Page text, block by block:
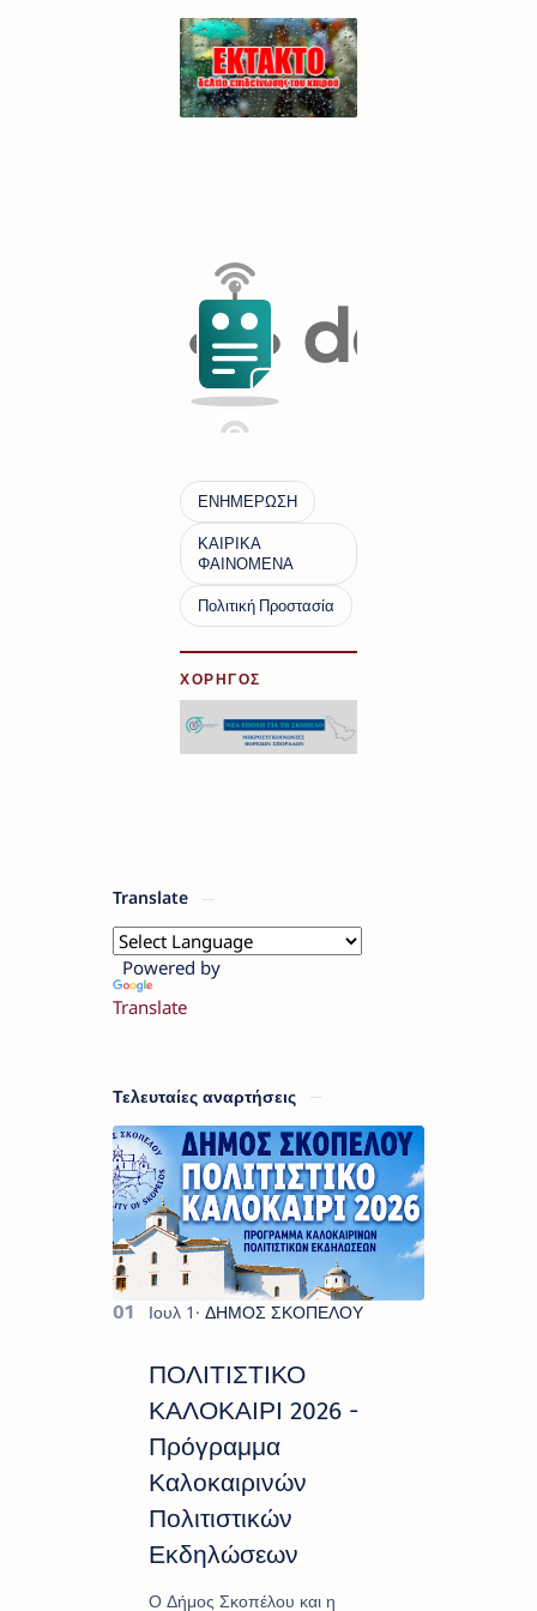
ΧΟΡΗΓΟΣ
Translate
Powered by
Translate
Τελευταίες αναρτήσεις
ΠΟΛΙΤΙΣΤΙΚΟ
ΚΑΛΟΚΑΙΡΙ 2026 -
Πρόγραμμα
Καλοκαιρινών
Πολιτιστικών
Εκδηλώσεων
Ο Δήμος Σκοπέλου και η